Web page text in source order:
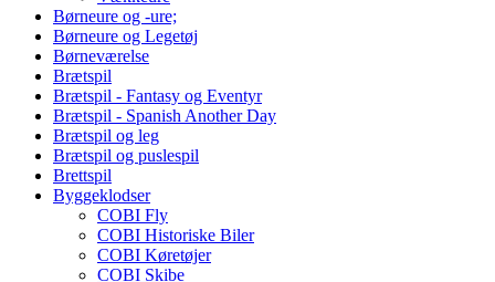
Børneure og -ure;
Børneure og Legetøj
Børneværelse
Brætspil
Brætspil - Fantasy og Eventyr
Brætspil - Spanish Another Day
Brætspil og leg
Brætspil og puslespil
Brettspil
Byggeklodser
COBI Fly
COBI Historiske Biler
COBI Køretøjer
COBI Skibe